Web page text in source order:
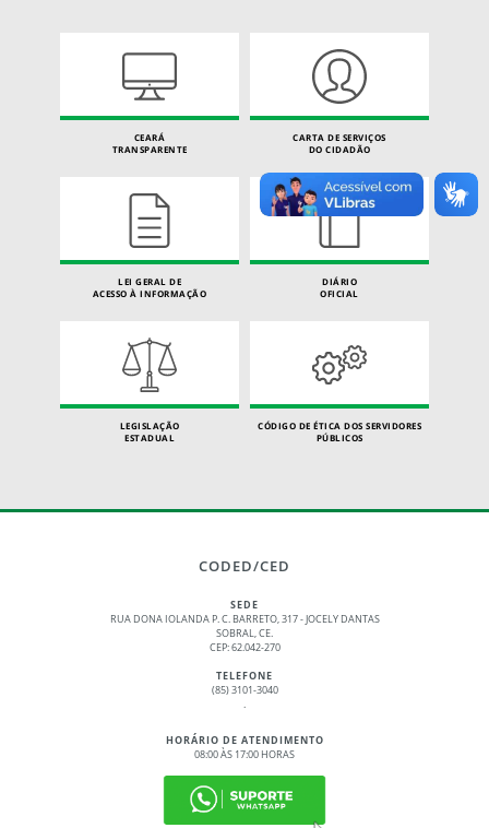
CEARÁ
TRANSPARENTE
CARTA DE SERVIÇOS
DO CIDADÃO
LEI GERAL DE
ACESSO À INFORMAÇÃO
DIÁRIO
OFICIAL
LEGISLAÇÃO
ESTADUAL
CÓDIGO DE ÉTICA DOS SERVIDORES
PÚBLICOS
CODED/CED
SEDE
RUA DONA IOLANDA P. C. BARRETO, 317 - JOCELY DANTAS
SOBRAL, CE.
CEP: 62.042-270
TELEFONE
(85) 3101-3040
.
HORÁRIO DE ATENDIMENTO
08:00 ÀS 17:00 HORAS